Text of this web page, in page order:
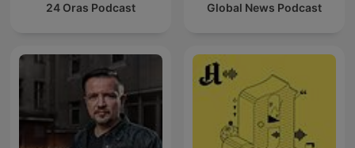
24 Oras Podcast Global News Podcast